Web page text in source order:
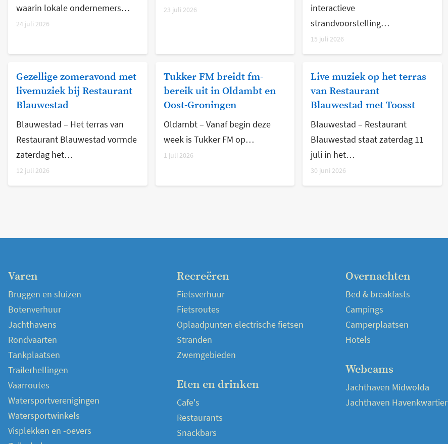
waarin lokale ondernemers…
24 juli 2026
23 juli 2026
interactieve
strandvoorstelling…
15 juli 2026
Gezellige zomeravond met
livemuziek bij Restaurant
Blauwestad
Blauwestad – Het terras van
Restaurant Blauwestad vormde
zaterdag het…
12 juli 2026
Tukker FM breidt fm-
bereik uit in Oldambt en
Oost-Groningen
Oldambt – Vanaf begin deze
week is Tukker FM op…
1 juli 2026
Live muziek op het terras
van Restaurant
Blauwestad met Toosst
Blauwestad – Restaurant
Blauwestad staat zaterdag 11
juli in het…
30 juni 2026
Varen
Bruggen en sluizen
Botenverhuur
Jachthavens
Rondvaarten
Tankplaatsen
Trailerhellingen
Vaarroutes
Watersportverenigingen
Watersportwinkels
Visplekken en -oevers
Recreëren
Fietsverhuur
Fietsroutes
Oplaadpunten electrische fietsen
Stranden
Zwemgebieden
Eten en drinken
Cafe's
Restaurants
Snackbars
Overnachten
Bed & breakfasts
Campings
Camperplaatsen
Hotels
Webcams
Jachthaven Midwolda
Jachthaven Havenkwartier